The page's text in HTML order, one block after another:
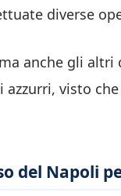
diverse
anche gli
visto
del Napoli